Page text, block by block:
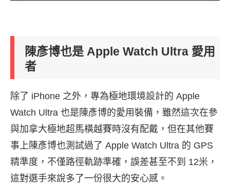
陳彥博也是 Apple Watch Ultra 愛用
者
除了 iPhone 之外，專為極地環境設計的 Apple
Watch Ultra 也是陳彥博的愛用裝備，雖然這次在參
與加拿大極地超馬橫越賽時沒有配戴，但在其他賽
事上陳彥博也測試過了 Apple Watch Ultra 的 GPS
精準度，不僅路徑軌跡準確，誤差甚至不到 12米，
這對選手來說多了一份很大的安心感。